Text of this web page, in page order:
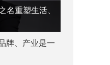
名重塑生活、
牌、产业是一